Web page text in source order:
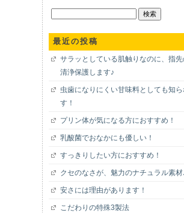
最近の投稿
サラッとしている肌触りなのに、指
清浄保護します♪
虫歯になりにくい甘味料としても知ら
す！
プリン体が気になる方におすすめ！
乳酸菌でおなかにも優しい！
すっきりしたい方におすすめ！
クセのなさが、魅力のナチュラル素材
安さには理由があります！
こだわりの特殊3製法